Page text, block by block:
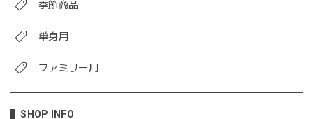
季節商品
単身用
ファミリー用
SHOP INFO